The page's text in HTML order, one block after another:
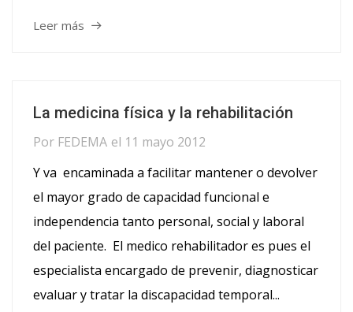
Leer más
La medicina física y la rehabilitación
Por FEDEMA el 11 mayo 2012
Y va encaminada a facilitar mantener o devolver
el mayor grado de capacidad funcional e
independencia tanto personal, social y laboral
del paciente. El medico rehabilitador es pues el
especialista encargado de prevenir, diagnosticar
evaluar y tratar la discapacidad temporal...